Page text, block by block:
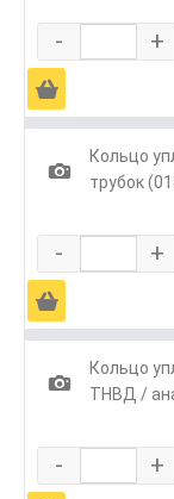
- +
Ä
1
Кольцо
трубок
- +
Ä
1
Кольцо
ТНВД /
- +